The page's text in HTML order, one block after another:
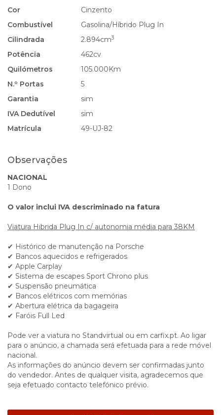
Cor
Cinzento
Combustível
Gasolina/Híbrido Plug In
Cilindrada
2.894cm3
Potência
462cv
Quilómetros
105.000Km
N.º Portas
5
Garantia
sim
IVA Dedutível
sim
Matrícula
49-UJ-82
Observações
NACIONAL
1 Dono
O valor inclui IVA descriminado na fatura
Viatura Hibrida Plug In c/ autonomia média para 38KM
✔ Histórico de manutenção na Porsche
✔ Bancos aquecidos e refrigerados
✔ Apple Carplay
✔ Sistema de escapes Sport Chrono plus
✔ Suspensão pneumática
✔ Bancos elétricos com memórias
✔ Abertura elétrica da bagageira
✔ Faróis Full Led
Pode ver a viatura no Standvirtual ou em carfix.pt. Ao ligar
para o anúncio, a chamada será efetuada para a rede móvel
nacional.
As informações do anúncio devem ser confirmadas junto
do vendedor. Antes de qualquer visita, agradecemos que
seja efetuado contacto telefónico prévio.